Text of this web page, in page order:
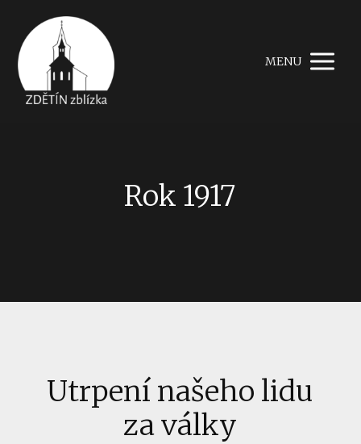
MENU
Rok 1917
Utrpení našeho lidu
za války